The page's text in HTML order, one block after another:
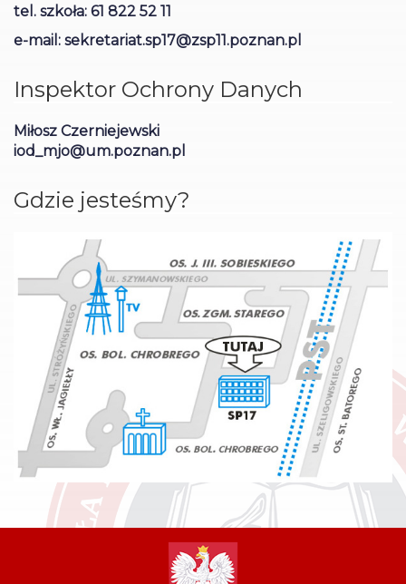
tel. szkoła: 61 822 52 11
e-mail: sekretariat.sp17@zsp11.poznan.pl
Inspektor Ochrony Danych
Miłosz Czerniejewski
iod_mjo@um.poznan.pl
Gdzie jesteśmy?